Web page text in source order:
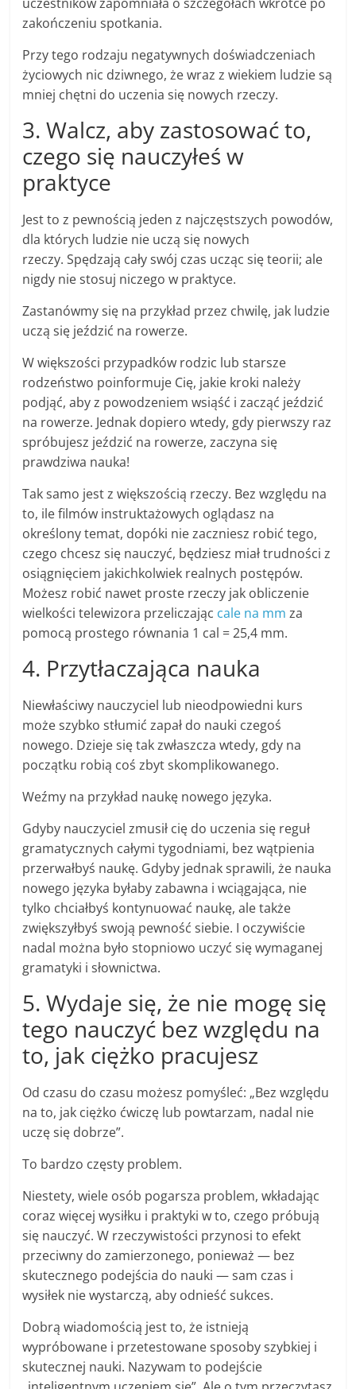
zakończeniu spotkania.
Przy tego rodzaju negatywnych doświadczeniach
życiowych nic dziwnego, że wraz z wiekiem ludzie są
mniej chętni do uczenia się nowych rzeczy.
3. Walcz, aby zastosować to,
czego się nauczyłeś w
praktyce
Jest to z pewnością jeden z najczęstszych powodów,
dla których ludzie nie uczą się nowych
rzeczy. Spędzają cały swój czas ucząc się teorii; ale
nigdy nie stosuj niczego w praktyce.
Zastanówmy się na przykład przez chwilę, jak ludzie
uczą się jeździć na rowerze.
W większości przypadków rodzic lub starsze
rodzeństwo poinformuje Cię, jakie kroki należy
podjąć, aby z powodzeniem wsiąść i zacząć jeździć
na rowerze. Jednak dopiero wtedy, gdy pierwszy raz
spróbujesz jeździć na rowerze, zaczyna się
prawdziwa nauka!
Tak samo jest z większością rzeczy. Bez względu na
to, ile filmów instruktażowych oglądasz na
określony temat, dopóki nie zaczniesz robić tego,
czego chcesz się nauczyć, będziesz miał trudności z
osiągnięciem jakichkolwiek realnych postępów.
Możesz robić nawet proste rzeczy jak obliczenie
wielkości telewizora przeliczając cale na mm za
pomocą prostego równania 1 cal = 25,4 mm.
4. Przytłaczająca nauka
Niewłaściwy nauczyciel lub nieodpowiedni kurs
może szybko stłumić zapał do nauki czegoś
nowego. Dzieje się tak zwłaszcza wtedy, gdy na
początku robią coś zbyt skomplikowanego.
Weźmy na przykład naukę nowego języka.
Gdyby nauczyciel zmusił cię do uczenia się reguł
gramatycznych całymi tygodniami, bez wątpienia
przerwałbyś naukę. Gdyby jednak sprawili, że nauka
nowego języka byłaby zabawna i wciągająca, nie
tylko chciałbyś kontynuować naukę, ale także
zwiększyłbyś swoją pewność siebie. I oczywiście
nadal można było stopniowo uczyć się wymaganej
gramatyki i słownictwa.
5. Wydaje się, że nie mogę się
tego nauczyć bez względu na
to, jak ciężko pracujesz
Od czasu do czasu możesz pomyśleć: „Bez względu
na to, jak ciężko ćwiczę lub powtarzam, nadal nie
uczę się dobrze”.
To bardzo częsty problem.
Niestety, wiele osób pogarsza problem, wkładając
coraz więcej wysiłku i praktyki w to, czego próbują
się nauczyć. W rzeczywistości przynosi to efekt
przeciwny do zamierzonego, ponieważ — bez
skutecznego podejścia do nauki — sam czas i
wysiłek nie wystarczą, aby odnieść sukces.
Dobrą wiadomością jest to, że istnieją
wypróbowane i przetestowane sposoby szybkiej i
skutecznej nauki. Nazywam to podejście